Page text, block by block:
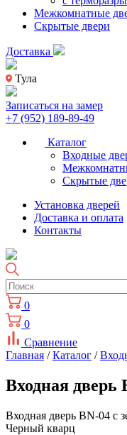
Межкомнатные
Скрытые двери
Доставка
Тула
Записаться на замер
+7 (952) 189-89-49
Каталог
Входные
Скрытые
Установка дверей
Доставка и оплата
Контакты
0
0
Сравнение
Главная /Каталог /
Входная
Входная дверь BN-04 с
Черный кварц